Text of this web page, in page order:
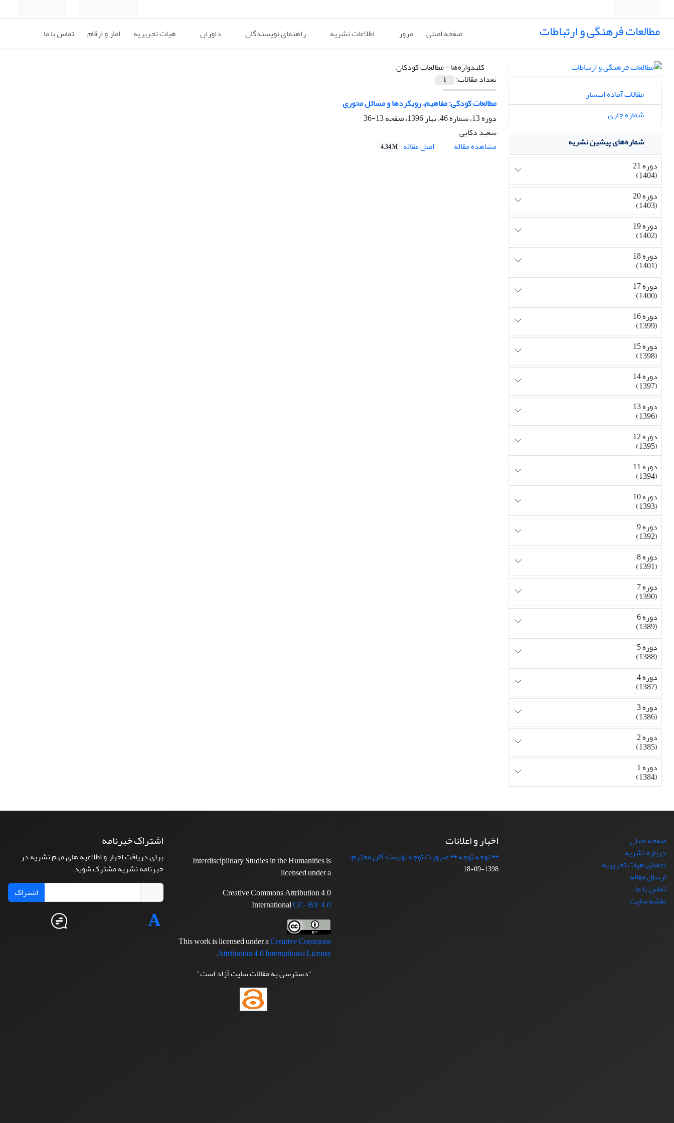
مطالعات فرهنگی و ارتباطات صفحه اصلی مرور اطلاعات نشریه راهنمای نویسندگان داوران هیات تحریریه امار و ارقام تماس با ما
کلیدواژه‌ها =مطالعات کودکان
تعداد مقالات:
1
مطالعات کودکی: مفاهیم، رویکردها و مسائل محوری
دوره 13، شماره 46، بهار 1396، صفحه
13-36
سعید ذکایی
مشاهده مقاله
اصل مقاله 4.34 M
مقالات آماده انتشار
شماره جاری
شماره‌های پیشین نشریه
دوره 21
(1404)
دوره 20
(1403)
دوره 19
(1402)
دوره 18
(1401)
دوره 17
(1400)
دوره 16
(1399)
دوره 15
(1398)
دوره 14
(1397)
دوره 13
(1396)
دوره 12
(1395)
دوره 11
(1394)
دوره 10
(1393)
دوره 9
(1392)
دوره 8
(1391)
دوره 7
(1390)
دوره 6
(1389)
دوره 5
(1388)
دوره 4
(1387)
دوره 3
(1386)
دوره 2
(1385)
دوره 1
(1384)
صفحه اصلی
درباره نشریه
اعضای هیات تحریریه
ارسال مقاله
تماس با ما
نقشه سایت
اخبار و اعلانات
** توجه توجه ** ضرورت توجه نویسندگان محترم:
1398-09-18
Interdisciplinary Studies in the Humanities is
licensed under a
Creative Commons Attribution 4.0
InternationalCC-BY 4.0
This work is licensed under aCreative Commons
Attribution 4.0 International License
.
"دسترسی به مقالات سایت آزاد است"
اشتراک خبرنامه
برای دریافت اخبار و اطلاعیه های مهم نشریه در
خبرنامه نشریه مشترک شوید.
اشتراک